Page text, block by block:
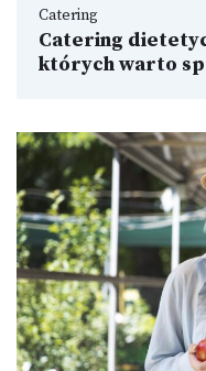
Catering
Catering
których warto